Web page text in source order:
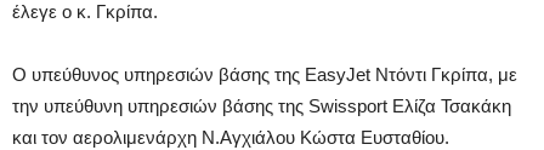
έλεγε ο κ. Γκρίπα.
Ο υπεύθυνος υπηρεσιών βάσης της EasyJet Ντόντι Γκρίπα, με
την υπεύθυνη υπηρεσιών βάσης της Swissport Ελίζα Τσακάκη
και τον αερολιμενάρχη Ν.Αγχιάλου Κώστα Ευσταθίου.